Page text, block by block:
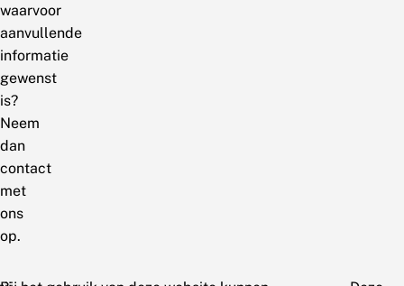
waarvoor
aanvullende
informatie
gewenst
is?
Neem
dan
contact
met
ons
op.